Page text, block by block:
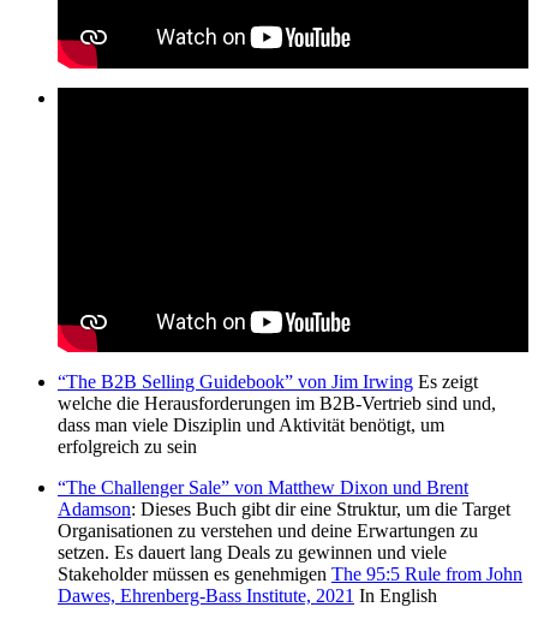
“The B2B Selling Guidebook” von Jim Irwing Es zeigt
welche die Herausforderungen im B2B-Vertrieb sind und,
dass man viele Disziplin und Aktivität benötigt, um
erfolgreich zu sein
“The Challenger Sale” von Matthew Dixon und Brent
Adamson: Dieses Buch gibt dir eine Struktur, um die Target
Organisationen zu verstehen und deine Erwartungen zu
setzen. Es dauert lang Deals zu gewinnen und viele
Stakeholder müssen es genehmigen The 95:5 Rule from John
Dawes, Ehrenberg-Bass Institute, 2021 In English